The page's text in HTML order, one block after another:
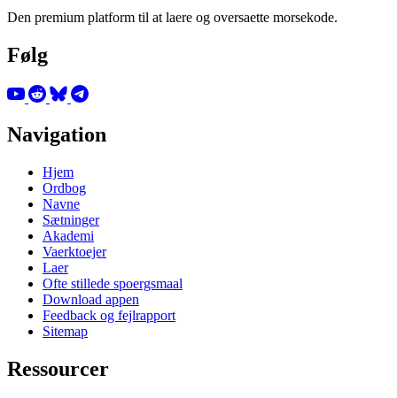
Den premium platform til at laere og oversaette morsekode.
Følg
Navigation
Hjem
Ordbog
Navne
Sætninger
Akademi
Vaerktoejer
Laer
Ofte stillede spoergsmaal
Download appen
Feedback og fejlrapport
Sitemap
Ressourcer